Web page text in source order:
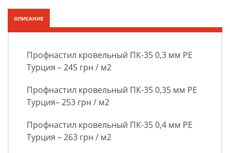
ОПИСАНИЕ
Профнастил кровельный ПК-35 0,3 мм РЕ
Турция – 245 грн / м2
Профнастил кровельный ПК-35 0,35 мм РЕ
Турция– 253 грн / м2
Профнастил кровельный ПК-35 0,4 мм РЕ
Турция – 263 грн / м2